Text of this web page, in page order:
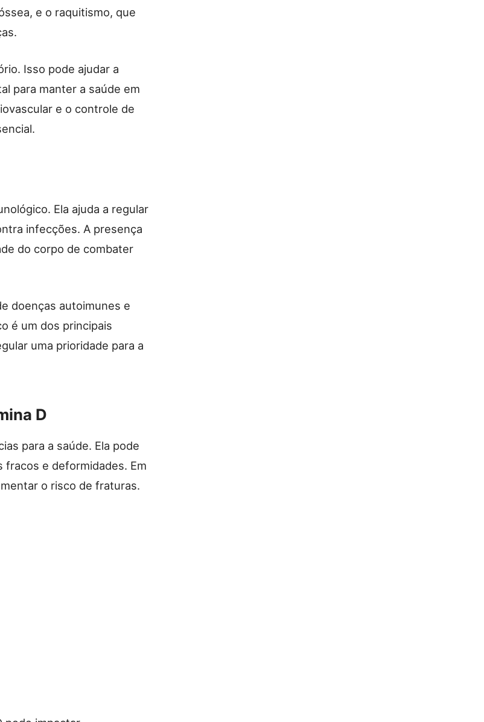
e o raquitismo, que
Isso pode ajudar a
para manter a saúde em
e o controle de
Ela ajuda a regular
infecções. A presença
do corpo de combater
doenças autoimunes e
é um dos principais
uma prioridade para a
D
para a saúde. Ela pode
fracos e deformidades. Em
o risco de fraturas.